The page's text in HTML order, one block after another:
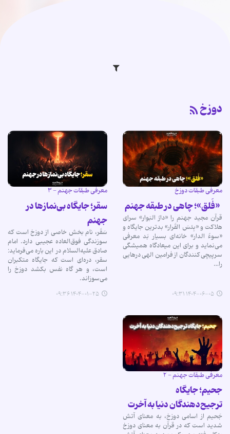
دوزخ
معرفی طبقات دوزخ
«فَلق»؛ چاهی در طبقه‌ جهنم
قرآن مجید جهنم را «دارُ البَوار» سرای
هلاکت و «بِئسَ القَرار» بدترین جایگاه و
«سوءُ الدار» خانه‌ای بسیار بَد معرفی
می‌نماید و برای این میعادگاه همیشگی
سرپیچی کنندگان از فرامین الهی درهایی
را…
۱۴۰۴-۰۶-۰۵ ۰۹:۳۱
معرفی طبقات جهنم - ۳
سقر؛ جایگاه بی‌نمازها در
جهنم
سَقَر، نام بخش خاصی از دوزخ است که
سوزندگی فوق‌العاده عجیبی دارد. امام
صادق علیه‌السلام در این باره می‌فرماید:
سقر، دره‌ای است که جایگاه متکبران
است، و هر گاه نفس بکشد دوزخ را
می‌سوزاند.
۱۴۰۴-۰۱-۲۵ ۰۹:۳۶
معرفی طبقات جهنم - ۲
جحیم؛ جایگاه
ترجیح‌دهندگان دنیا به آخرت
جَحیم از اسامی دوزخ، به معنای آتش
شدید است که در قرآن به معنای دوزخ